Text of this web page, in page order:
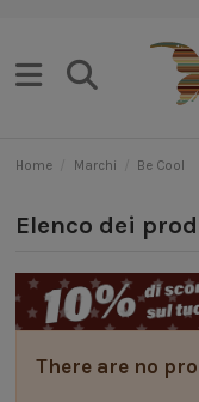
Home Marchi Be Cool
Elenco dei
There are no